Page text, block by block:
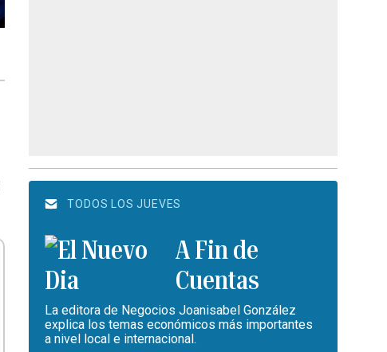
TODOS LOS JUEVES
A Fin de
Cuentas
La editora de Negocios Joanisabel González
explica los temas económicos más importantes
a nivel local e internacional.